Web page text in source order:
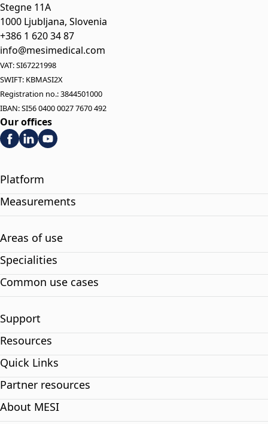
Stegne 11A
1000 Ljubljana, Slovenia
+386 1 620 34 87
info@mesimedical.com
VAT: SI67221998
SWIFT: KBMASI2X
Registration no.: 3844501000
IBAN: SI56 0400 0027 7670 492
Our offices
Platform
Measurements
Areas of use
Specialities
Common use cases
Support
Resources
Quick Links
Partner resources
About MESI